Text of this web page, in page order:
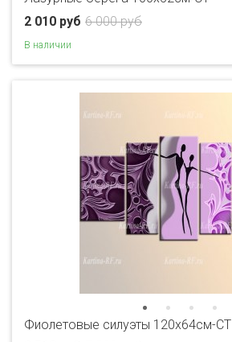
6 000 руб
2 010 руб
В наличии
Фиолетовые силуэты 120х64см-CT